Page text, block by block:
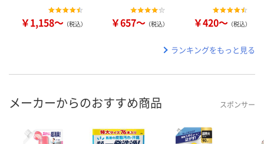
￥1,158～ （税込） ￥657～ （税込） ￥420～ （税込）
ランキングをもっと見る
メーカーからのおすすめ商品 スポンサー